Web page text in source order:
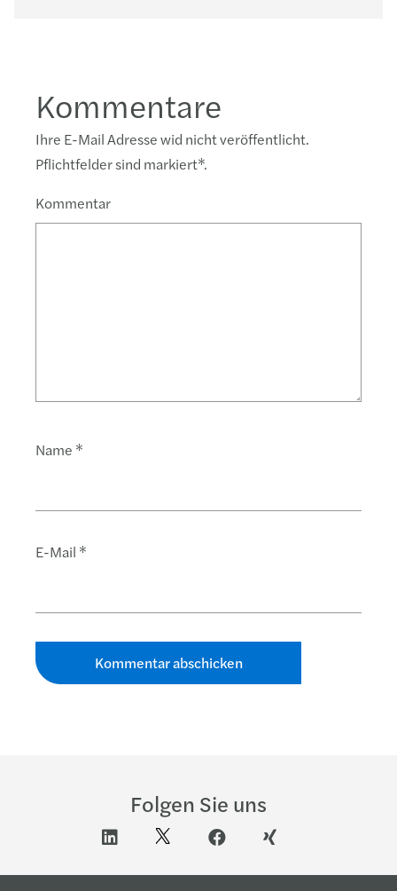
Kommentare
Ihre E-Mail Adresse wid nicht veröffentlicht.
Pflichtfelder sind markiert*.
Kommentar
Name *
E-Mail *
Folgen Sie uns